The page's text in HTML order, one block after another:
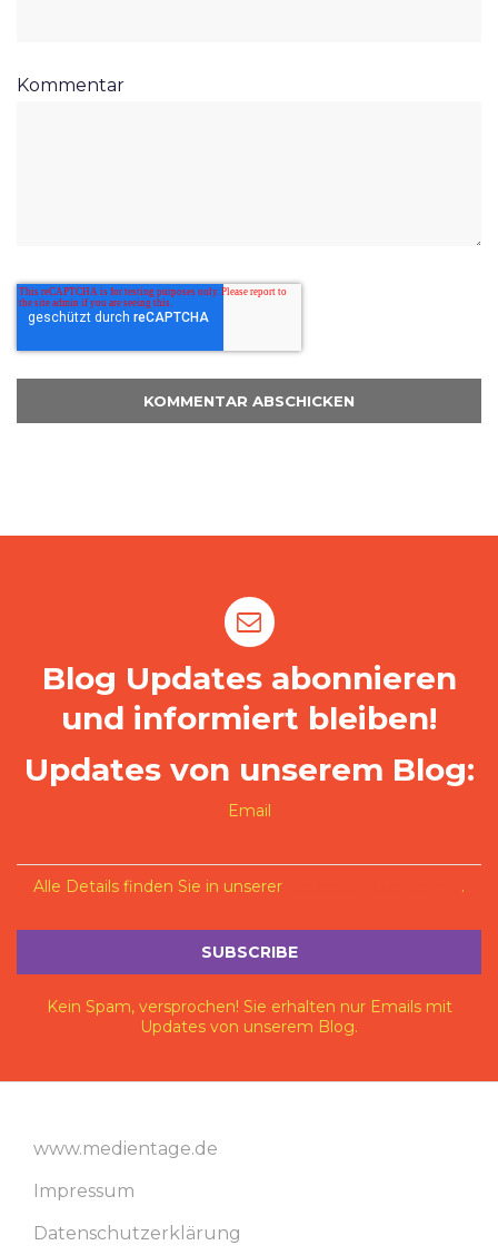
Kommentar
Blog Updates abonnieren
und informiert bleiben!
Updates von unserem Blog:
Email
Alle Details finden Sie in unserer .
Kein Spam, versprochen! Sie erhalten nur Emails mit
Updates von unserem Blog.
www.medientage.de
Impressum
Datenschutzerklärung